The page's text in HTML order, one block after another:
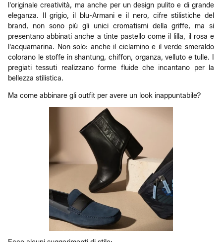
l'originale creatività, ma anche per un design pulito e di grande
eleganza. Il grigio, il blu-Armani e il nero, cifre stilistiche del
brand, non sono più gli unici cromatismi della griffe, ma si
presentano abbinati anche a tinte pastello come il lilla, il rosa e
l'acquamarina. Non solo: anche il ciclamino e il verde smeraldo
colorano le stoffe in shantung, chiffon, organza, velluto e tulle. I
pregiati tessuti realizzano forme fluide che incantano per la
bellezza stilistica.
Ma come abbinare gli outfit per avere un look inappuntabile?